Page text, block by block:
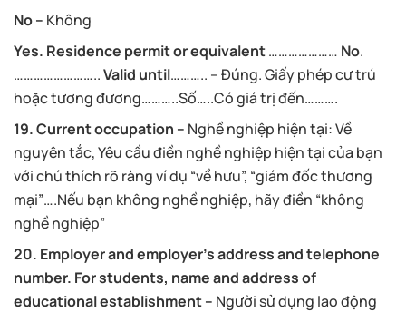
No – Không
Yes. Residence permit or equivalent………………… No.
……………………..Valid until……….. – Đúng. Giấy phép cư trú
hoặc tương đương………..Số…..Có giá trị đến……….
19. Current occupation – Nghề nghiệp hiện tại: Về
nguyên tắc, Yêu cầu điền nghề nghiệp hiện tại của bạn
với chú thích rõ ràng ví dụ “về hưu”, “giám đốc thương
mại”….Nếu bạn không nghề nghiệp, hãy điền “không
nghề nghiệp”
20. Employer and employer’s address and telephone
number. For students, name and address of
educational establishment – Người sử dụng lao động